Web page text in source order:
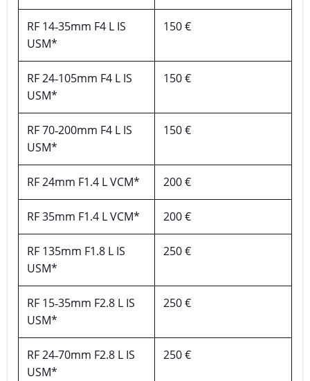
RF 14‑35mm F4 L IS
USM*
150 €
RF 24‑105mm F4 L IS
USM*
150 €
RF 70‑200mm F4 L IS
USM*
150 €
RF 24mm F1.4 L VCM* 200 €
RF 35mm F1.4 L VCM* 200 €
RF 135mm F1.8 L IS
USM*
250 €
RF 15‑35mm F2.8 L IS
USM*
250 €
RF 24‑70mm F2.8 L IS
USM*
250 €